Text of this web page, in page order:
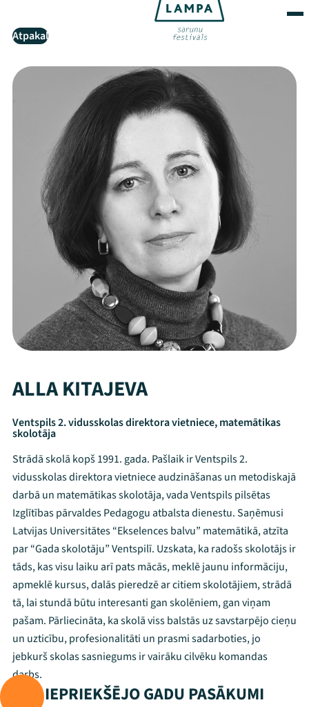
Mana programma
Festivāls
Programma
Atpakaļ
ALLA KITAJEVA
Ventspils 2. vidusskolas direktora vietniece, matemātikas
skolotāja
Strādā skolā kopš 1991. gada. Pašlaik ir Ventspils 2.
vidusskolas direktora vietniece audzināšanas un metodiskajā
darbā un matemātikas skolotāja, vada Ventspils pilsētas
Izglītības pārvaldes Pedagogu atbalsta dienestu. Saņēmusi
Latvijas Universitātes “Ekselences balvu” matemātikā, atzīta
par “Gada skolotāju” Ventspilī. Uzskata, ka radošs skolotājs ir
tāds, kas visu laiku arī pats mācās, meklē jaunu informāciju,
apmeklē kursus, dalās pieredzē ar citiem skolotājiem, strādā
tā, lai stundā būtu interesanti gan skolēniem, gan viņam
pašam. Pārliecināta, ka skolā viss balstās uz savstarpējo cieņu
un uzticību, profesionalitāti un prasmi sadarboties, jo
jebkurš skolas sasniegums ir vairāku cilvēku komandas
darbs.
IEPRIEKŠĒJO GADU PASĀKUMI